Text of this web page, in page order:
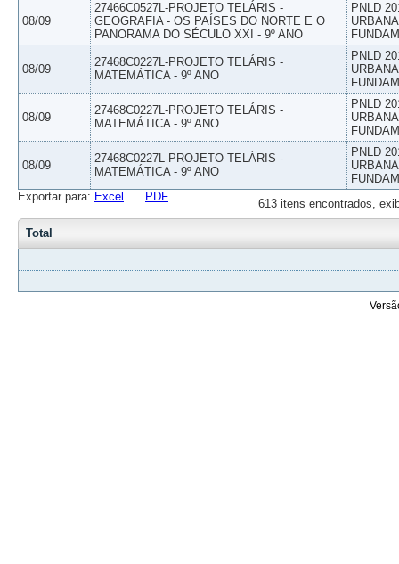
08/09
27466C0527L-PROJETO TELÁRIS -
GEOGRAFIA - OS PAÍSES DO NORTE E O
PANORAMA DO SÉCULO XXI - 9º ANO
PNLD
08/09
27468C0227L-PROJETO TELÁRIS -
MATEMÁTICA - 9º ANO
PNLD
08/09
27468C0227L-PROJETO TELÁRIS -
MATEMÁTICA - 9º ANO
PNLD
08/09
27468C0227L-PROJETO TELÁRIS -
MATEMÁTICA - 9º ANO
PNLD
613 itens encontrados,
Exportar para: Excel PDF
Total